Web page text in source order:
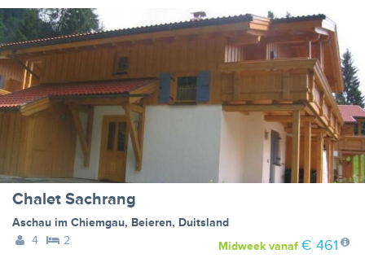
Chalet Sachrang
Aschau im Chiemgau, Beieren, Duitsland
4
2 Midweekvanaf € 461